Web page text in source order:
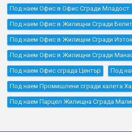
Под наем Офис в Офис Сгради Младост
Под наем Офис в Жилищни Сгради
Под наем Офис в Жилищни Сгради
Под наем Офис в Жилищни Сгради
Под наем Офис сграда Център Под
Под наем Промишлени сгради халета
Под наем Парцел Жилищна Сграда